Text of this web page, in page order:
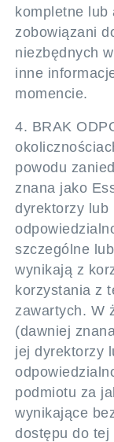
kompletne
zobowiązani
niezbędnych
inne
momencie.
4. BRAK
powodu
znana jako
dyrektorzy lub
szczególne
wynikają z
korzystania z
zawartych. W
(dawniej
jej dyrektorzy
podmiotu za
wynikające
dostępu do tej